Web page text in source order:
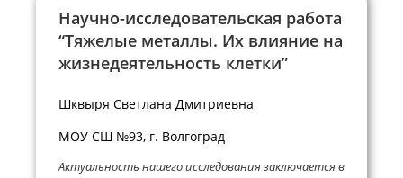
Научно-исследовательская работа
“Тяжелые металлы. Их влияние на
жизнедеятельность клетки”
Шквыря Светлана Дмитриевна
МОУ СШ №93, г. Волгоград
Актуальность нашего исследования заключается в